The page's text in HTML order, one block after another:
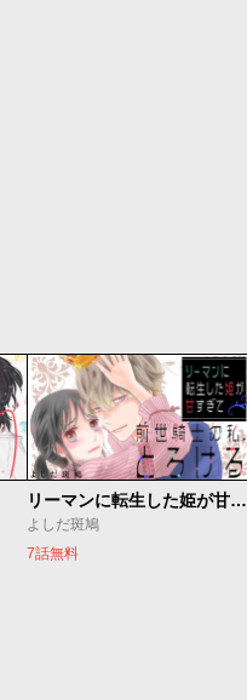
リーマンに転生した姫が甘すぎて前世騎士の私、とろける
よしだ斑鳩
7話無料